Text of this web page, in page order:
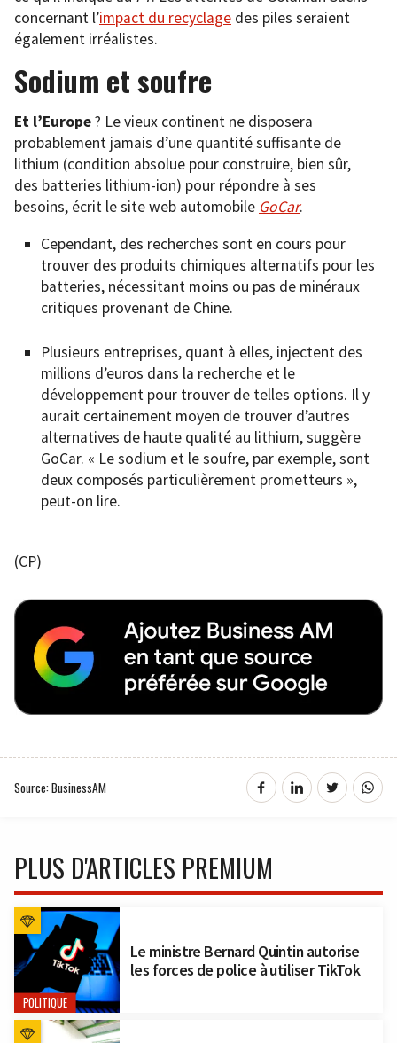
concernant l’impact du recyclage des piles seraient
également irréalistes.
Sodium et soufre
Et l’Europe? Le vieux continent ne disposera
probablement jamais d’une quantité suffisante de
lithium (condition absolue pour construire, bien sûr,
des batteries lithium-ion) pour répondre à ses
besoins, écrit le site web automobile GoCar.
Cependant, des recherches sont en cours pour
trouver des produits chimiques alternatifs pour les
batteries, nécessitant moins ou pas de minéraux
critiques provenant de Chine.
Plusieurs entreprises, quant à elles, injectent des
millions d’euros dans la recherche et le
développement pour trouver de telles options. Il y
aurait certainement moyen de trouver d’autres
alternatives de haute qualité au lithium, suggère
GoCar. « Le sodium et le soufre, par exemple, sont
deux composés particulièrement prometteurs »,
peut-on lire.
(CP)
Source: BusinessAM
PLUS D'ARTICLES PREMIUM
POLITIQUE
Le ministre Bernard Quintin autorise
les forces de police à utiliser TikTok